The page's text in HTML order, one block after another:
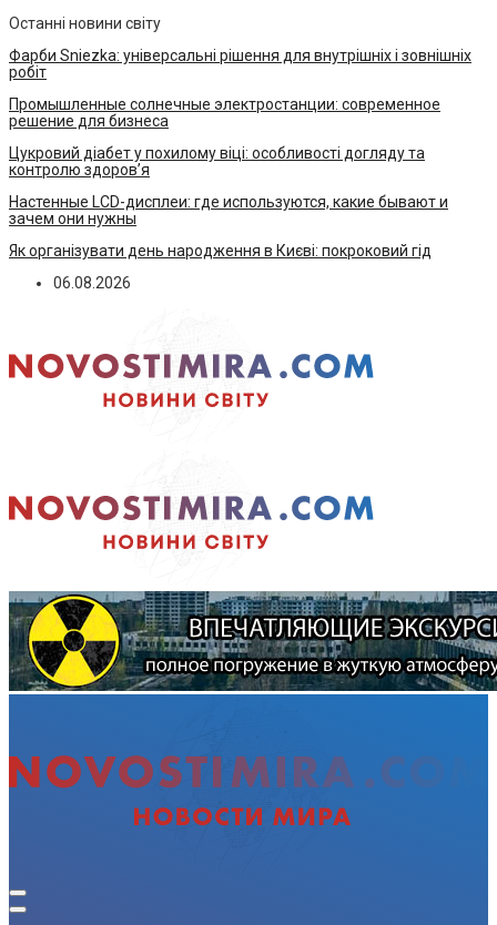
Останні новини світу
Фарби Sniezka: універсальні рішення для внутрішніх і зовнішніх
робіт
Промышленные солнечные электростанции: современное
решение для бизнеса
Цукровий діабет у похилому віці: особливості догляду та
контролю здоров’я
Настенные LCD-дисплеи: где используются, какие бывают и
зачем они нужны
Як організувати день народження в Києві: покроковий гід
06.08.2026